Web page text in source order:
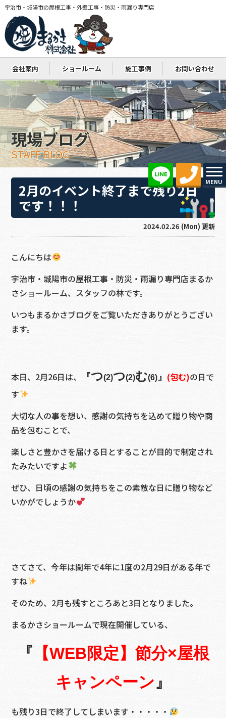
宇治市・城陽市の屋根工事・外壁工事・防災・雨漏り専門店
MENU
会社案内 ショールーム 施工事例 お問い合わせ
現場ブログ
STAFF BLOG
2月のイベント終了まで残り2日
です！！！
2024.02.26 (Mon) 更新
こんにちは
宇治市・城陽市の屋根工事・防災・雨漏り専門店まるか
さショールーム、スタッフの林です。
いつもまるかさブログをご覧いただきありがとうござい
ます。
本日、2月26日は、 『つ(2)つ(2)む(6)』 (包む)の日で
す
大切な人の事を想い、感謝の気持ちを込めて贈り物や商
品を包むことで、
楽しさと豊かさを届ける日とすることが目的で制定され
たみたいですよ
ぜひ、日頃の感謝の気持ちをこの素敵な日に贈り物など
いかがでしょうか
さてさて、今年は閏年で4年に1度の2月29日がある年で
すね
そのため、2月も残すところあと3日となりました。
まるかさショールームで現在開催している、
『 【WEB限定】節分×屋根
キャンペーン』
も残り3日で終了してしまいます・・・・・